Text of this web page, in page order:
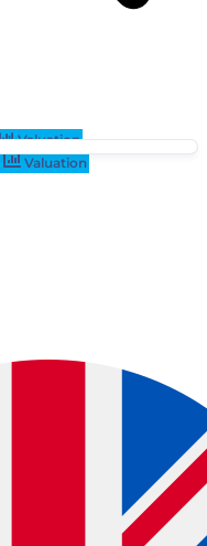
Valuation
Valuation